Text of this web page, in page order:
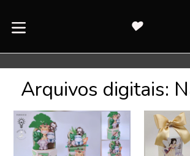
para
Arquivos digitais: